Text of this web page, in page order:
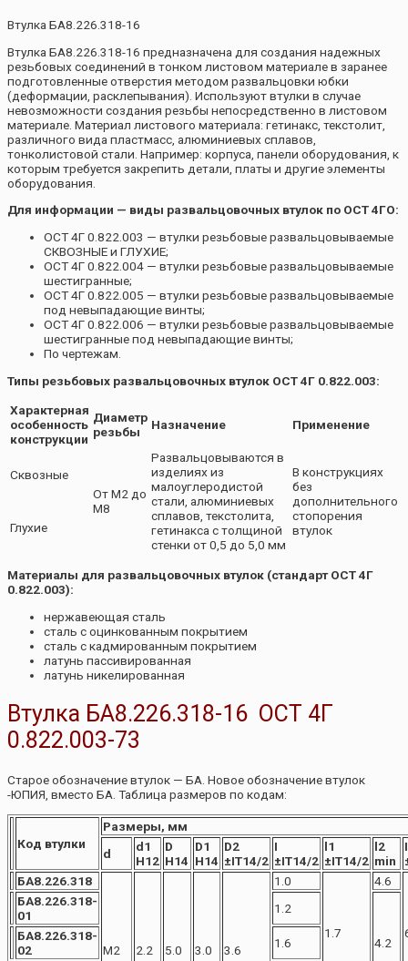
Втулка БА8.226.318-16
Втулка БА8.226.318-16 предназначена для создания надежных
резьбовых соединений в тонком листовом материале в заранее
подготовленные отверстия методом развальцовки юбки
(деформации, расклепывания). Используют втулки в случае
невозможности создания резьбы непосредственно в листовом
материале. Материал листового материала: гетинакс, текстолит,
различного вида пластмасс, алюминиевых сплавов,
тонколистовой стали. Например: корпуса, панели оборудования, к
которым требуется закрепить детали, платы и другие элементы
оборудования.
Для информации — виды развальцовочных втулок по ОСТ 4ГО:
ОСТ 4Г 0.822.003 — втулки резьбовые развальцовываемые
СКВОЗНЫЕ и ГЛУХИЕ;
ОСТ 4Г 0.822.004 — втулки резьбовые развальцовываемые
шестигранные;
ОСТ 4Г 0.822.005 — втулки резьбовые развальцовываемые
под невыпадающие винты;
ОСТ 4Г 0.822.006 — втулки резьбовые развальцовываемые
шестигранные под невыпадающие винты;
По чертежам.
Типы резьбовых развальцовочных втулок ОСТ 4Г 0.822.003:
Характерная
особенность
конструкции
Диаметр
резьбы
Назначение Применение
Сквозные
От М2 до
М8
Развальцовываются в
изделиях из
малоуглеродистой
стали, алюминиевых
сплавов, текстолита,
гетинакса с толщиной
стенки от 0,5 до 5,0 мм
В конструкциях
без
дополнительного
стопорения
втулок
Глухие
Материалы для развальцовочных втулок (стандарт ОСТ 4Г
0.822.003):
нержавеющая сталь
сталь с оцинкованным покрытием
сталь с кадмированным покрытием
латунь пассивированная
латунь никелированная
Втулка БА8.226.318-16 ОСТ 4Г
0.822.003-73
Старое обозначение втулок — БА. Новое обозначение втулок
-ЮПИЯ, вместо БА. Таблица размеров по кодам:
Код втулки
Размеры, мм
d
d1
H12
D
H14
D1
H14
D2
±IT14/2
I
±IT14/2
l1
±IT14/2
l2
min
БА8.226.318
М2 2.2 5.0 3.0 3.6
1.0
1.7
4.6
БА8.226.318-
01
1.2
4.2
БА8.226.318-
02
1.6